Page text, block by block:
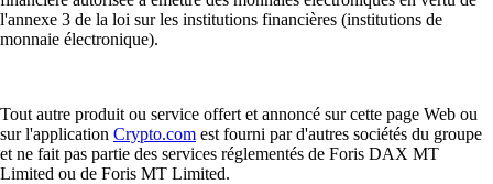
l'annexe 3 de la loi sur les institutions financières (institutions de
monnaie électronique).
Tout autre produit ou service offert et annoncé sur cette page Web ou
sur l'application Crypto.com est fourni par d'autres sociétés du groupe
et ne fait pas partie des services réglementés de Foris DAX MT
Limited ou de Foris MT Limited.